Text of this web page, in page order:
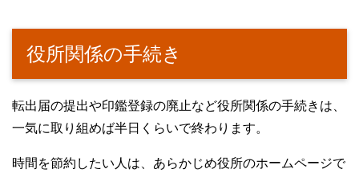
役所関係の手続き
転出届の提出や印鑑登録の廃止など役所関係の手続きは、
一気に取り組めば半日くらいで終わります。
時間を節約したい人は、あらかじめ役所のホームページで